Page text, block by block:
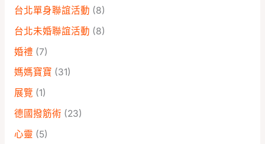
台北單身聯誼活動 (8)
台北未婚聯誼活動 (8)
婚禮 (7)
媽媽寶寶 (31)
展覽 (1)
德國撥筋術 (23)
心靈 (5)